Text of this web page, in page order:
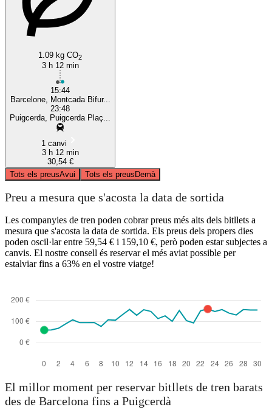
1.09 kg CO2
3 h 12 min
15:44
Barcelone, Montcada Bifur...
23:48
Puigcerda, Puigcerda Plaç...
1 canvi
3 h 12 min
30,54 €
Tots els preusAvui Tots els preusDemà
Preu a mesura que s'acosta la data de sortida
Les companyies de tren poden cobrar preus més alts dels bitllets a
mesura que s'acosta la data de sortida. Els preus dels propers dies
poden oscil·lar entre 59,54 € i 159,10 €, però poden estar subjectes a
canvis. El nostre consell és reservar el més aviat possible per
estalviar fins a 63% en el vostre viatge!
El millor moment per reservar bitllets de tren barats
des de Barcelona fins a Puigcerdà